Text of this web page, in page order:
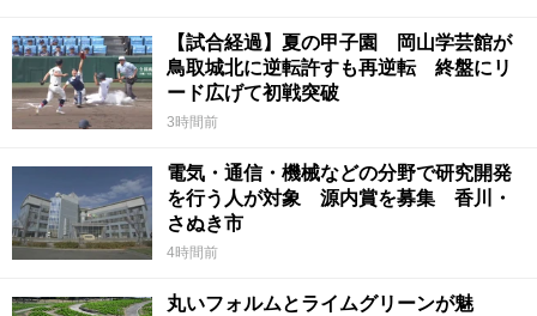
【試合経過】夏の甲子園 岡山学芸館が
鳥取城北に逆転許すも再逆転 終盤にリ
ード広げて初戦突破
3時間前
電気・通信・機械などの分野で研究開発
を行う人が対象 源内賞を募集 香川・
さぬき市
4時間前
丸いフォルムとライムグリーンが魅